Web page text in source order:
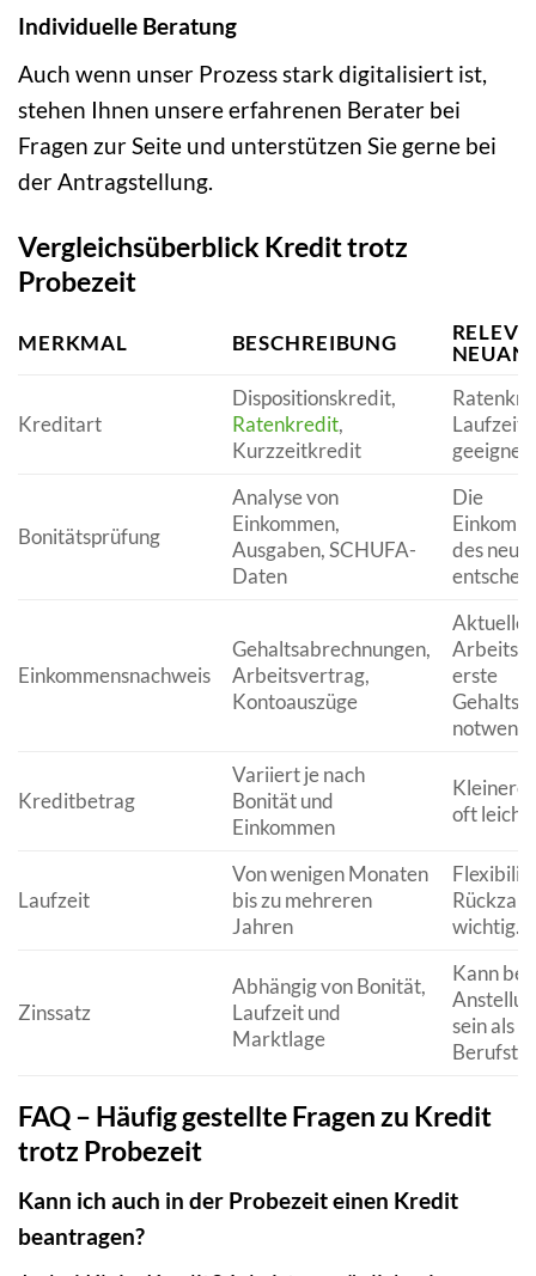
Individuelle Beratung
Auch wenn unser Prozess stark digitalisiert ist,
stehen Ihnen unsere erfahrenen Berater bei
Fragen zur Seite und unterstützen Sie gerne bei
der Antragstellung.
Vergleichsüberblick Kredit trotz
Probezeit
MERKMAL BESCHREIBUNG
Kreditart
Dispositionskredit,
Ratenkredit,
Kurzzeitkredit
Laufzeit
geeignet.
Bonitätsprüfung
Analyse von
Einkommen,
Ausgaben, SCHUFA-
Daten
Die
des
Einkommensnachweis
Gehaltsabrechnungen,
Arbeitsvertrag,
Kontoauszüge
Aktueller
erste
Kreditbetrag
Variiert je nach
Bonität und
Einkommen
Kleinere
oft
Laufzeit
Von wenigen Monaten
bis zu mehreren
Jahren
wichtig.
Zinssatz
Abhängig von Bonität,
Laufzeit und
Marktlage
Kann bei
sein als
FAQ – Häufig gestellte Fragen zu Kredit
trotz Probezeit
Kann ich auch in der Probezeit einen Kredit
beantragen?